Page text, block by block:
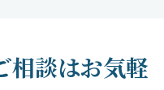
相談はお気軽